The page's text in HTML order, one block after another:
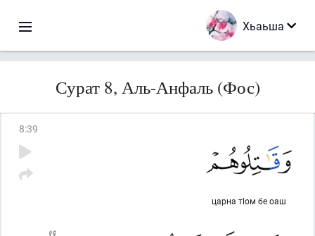
Хьаьша
Сурат 8, Аль-Анфаль (Фос)
8:39
царна тlом бе оаш